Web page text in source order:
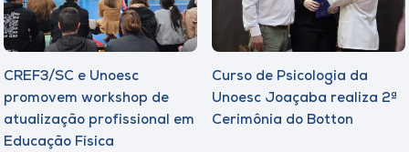
CREF3/SC e Unoesc
promovem workshop de
atualização profissional em
Educação Física
Curso de Psicologia da
Unoesc Joaçaba realiza 2ª
Cerimônia do Botton